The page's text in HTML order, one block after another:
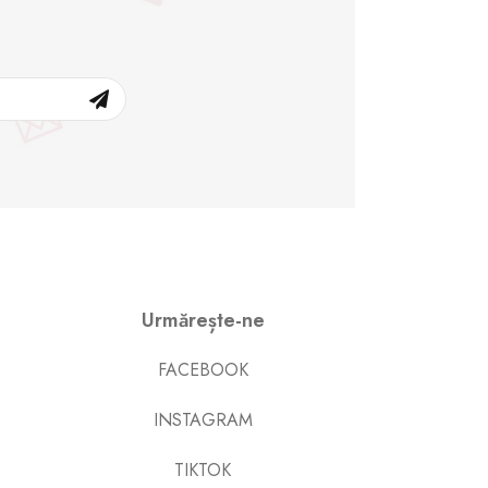
Urmărește-ne
FACEBOOK
INSTAGRAM
TIKTOK